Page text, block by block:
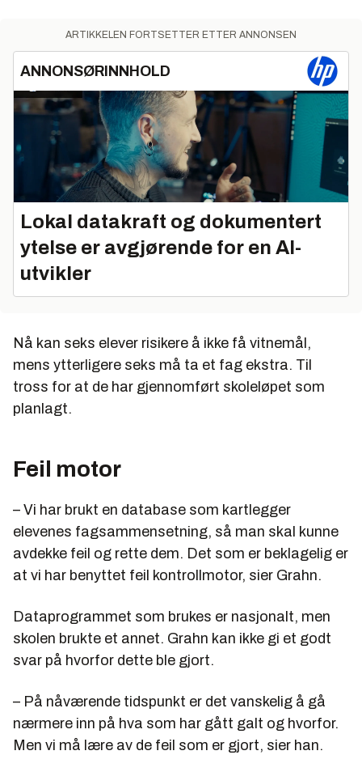
ARTIKKELEN FORTSETTER ETTER ANNONSEN
ANNONSØRINNHOLD
Lokal datakraft og dokumentert
ytelse er avgjørende for en AI-
utvikler
Nå kan seks elever risikere å ikke få vitnemål,
mens ytterligere seks må ta et fag ekstra. Til
tross for at de har gjennomført skoleløpet som
planlagt.
Feil motor
– Vi har brukt en database som kartlegger
elevenes fagsammensetning, så man skal kunne
avdekke feil og rette dem. Det som er beklagelig er
at vi har benyttet feil kontrollmotor, sier Grahn.
Dataprogrammet som brukes er nasjonalt, men
skolen brukte et annet. Grahn kan ikke gi et godt
svar på hvorfor dette ble gjort.
– På nåværende tidspunkt er det vanskelig å gå
nærmere inn på hva som har gått galt og hvorfor.
Men vi må lære av de feil som er gjort, sier han.